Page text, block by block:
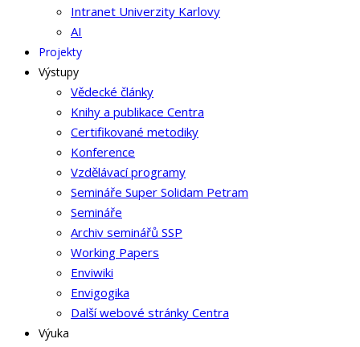
Intranet Univerzity Karlovy
AI
Projekty
Výstupy
Vědecké články
Knihy a publikace Centra
Certifikované metodiky
Konference
Vzdělávací programy
Semináře Super Solidam Petram
Semináře
Archiv seminářů SSP
Working Papers
Enviwiki
Envigogika
Další webové stránky Centra
Výuka